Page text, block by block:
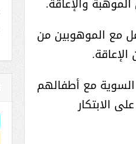
مع الموهوبين من
السوية مع أطفالهم
الابتكار